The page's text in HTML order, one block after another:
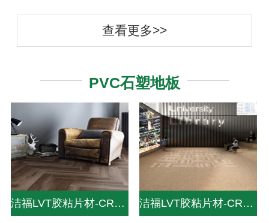
查看更多>>
PVC石塑地板
洁福LVT胶粘片材-CREATION 30-DRY BACK 洁福LVT胶粘片材-CREATION 70-DRY BACK